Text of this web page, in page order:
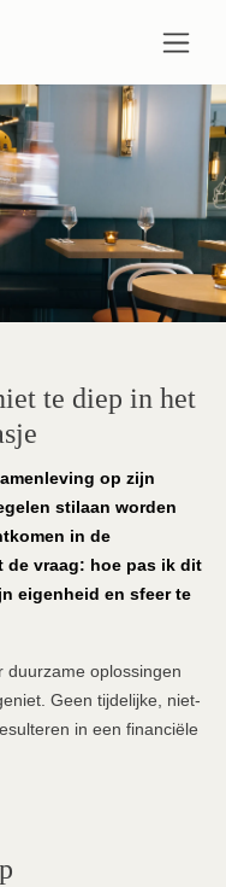
te diep in het
op zijn
stilaan worden
in de
de vraag: hoe pas ik dit
eigenheid en sfeer te
duurzame oplossingen
Geen tijdelijke, niet-
in een financiële